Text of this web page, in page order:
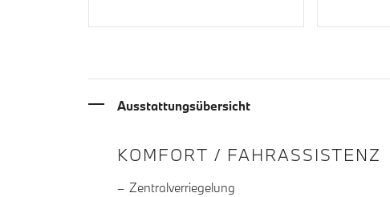
Ausstattungsübersicht
INFORMATIONEN ÜBER
KOMFORT / FAHRASSISTENZ
Zentralverriegelung